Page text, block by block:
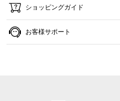
ショッピングガイド
お客様サポート